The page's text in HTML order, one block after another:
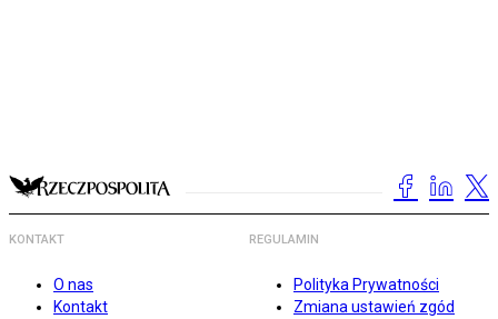
KONTAKT
O nas
Kontakt
REGULAMIN
Polityka Prywatności
Zmiana ustawień zgód